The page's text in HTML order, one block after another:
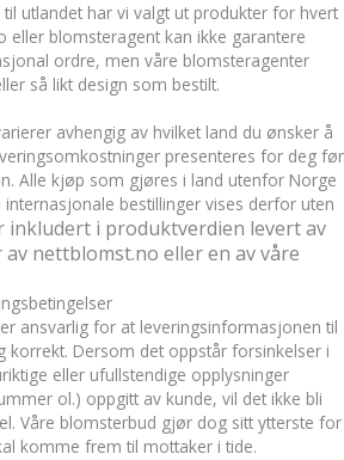
utlandet har vi valgt ut produkter for hvert
eller blomsteragent kan ikke garantere
ordre, men våre blomsteragenter
så likt design som bestilt.
avhengig av hvilket land du ønsker å
presenteres for deg før
Alle kjøp som gjøres i land utenfor Norge
bestillinger vises derfor uten
inkludert i produktverdien levert av
nettblomst.no eller en av våre
ansvarlig for at leveringsinformasjonen til
korrekt. Dersom det oppstår forsinkelser i
eller ufullstendige opplysninger
ol.) oppgitt av kunde, vil det ikke bli
Våre blomsterbud gjør dog sitt ytterste for
komme frem til mottaker i tide.